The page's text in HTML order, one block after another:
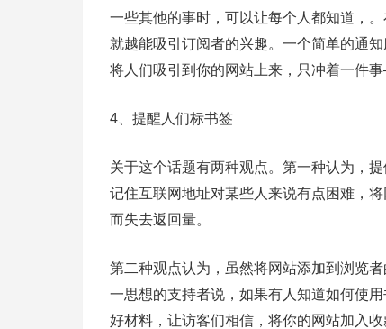
一些其他的事时，可以让每个人都知道，
就越能吸引订阅者的兴趣。一个简单的通
将人们吸引到你的网站上来，只冲着一件
4、提醒人们标书签
关于这个话题有两种观点。第一种认为，
记住互联网地址对某些人来说有点困难，
而失去返回量。
第二种观点认为，虽然将网站添加到浏览
一思想的支持者说，如果有人知道如何使
好材料，让访客们相信，将你的网站加入收